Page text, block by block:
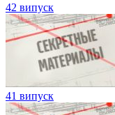
42 випуск
41 випуск